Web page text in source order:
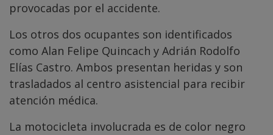
provocadas por el accidente.
Los otros dos ocupantes son identificados
como Alan Felipe Quincach y Adrián Rodolfo
Elías Castro. Ambos presentan heridas y son
trasladados al centro asistencial para recibir
atención médica.
La motocicleta involucrada es de color negro